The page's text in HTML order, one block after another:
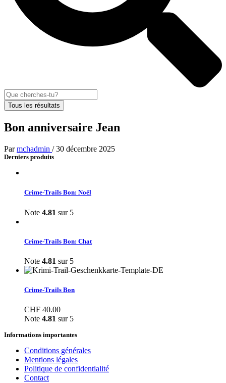
Tous les résultats
Bon anniversaire Jean
Parmchadmin /30 décembre 2025
Derniers produits
Crime-Trails Bon: Noël
Note 4.81 sur 5
Crime-Trails Bon: Chat
Note 4.81 sur 5
Crime-Trails Bon
CHF 40.00
Note 4.81 sur 5
Informations importantes
Conditions générales
Mentions légales
Politique de confidentialité
Contact